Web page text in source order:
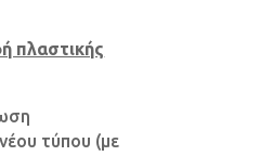
πλαστικής
τύπου (με